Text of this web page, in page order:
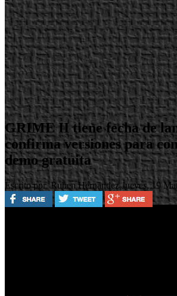
GRIME II tiene fecha de
confirma versiones para
demo gratuita
Escrito por Ruben HernandezJueves, 19